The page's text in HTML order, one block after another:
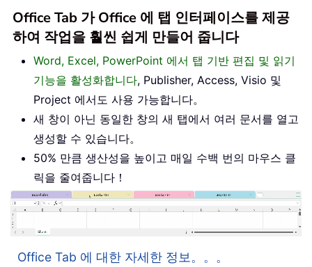
Office Tab 가 Office 에 탭 인터페이스를 제공
하여 작업을 훨씬 쉽게 만들어 줍니다
Word, Excel, PowerPoint 에서 탭 기반 편집 및 읽기
기능을 활성화합니다, Publisher, Access, Visio 및
Project 에서도 사용 가능합니다。
새 창이 아닌 동일한 창의 새 탭에서 여러 문서를 열고
생성할 수 있습니다。
50% 만큼 생산성을 높이고 매일 수백 번의 마우스 클
릭을 줄여줍니다！
Office Tab 에 대한 자세한 정보。。。